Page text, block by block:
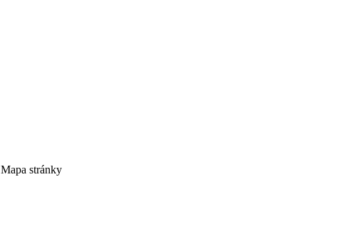
Mapa stránky